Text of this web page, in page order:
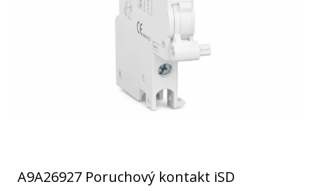
A9A26927 Poruchový kontakt iSD